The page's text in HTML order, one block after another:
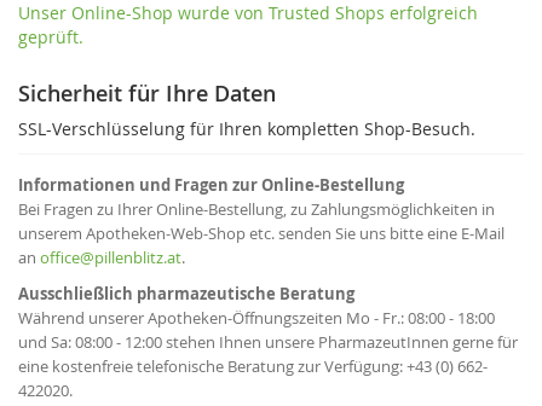
Unser Online-Shop wurde von Trusted Shops erfolgreich
geprüft.
Sicherheit für Ihre Daten
SSL-Verschlüsselung für Ihren kompletten Shop-Besuch.
Informationen und Fragen zur Online-Bestellung
Bei Fragen zu Ihrer Online-Bestellung, zu Zahlungsmöglichkeiten in
unserem Apotheken-Web-Shop etc. senden Sie uns bitte eine E-Mail
an office@pillenblitz.at.
Ausschließlich pharmazeutische Beratung
Während unserer Apotheken-Öffnungszeiten Mo - Fr.: 08:00 - 18:00
und Sa: 08:00 - 12:00 stehen Ihnen unsere PharmazeutInnen gerne für
eine kostenfreie telefonische Beratung zur Verfügung: +43 (0) 662-
422020.